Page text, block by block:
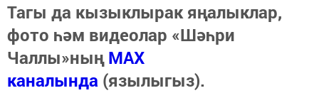
Тагы да кызыклырак яңалыклар,
фото һәм видеолар «Шәһри
Чаллы»ныңMAX
каналында (язылыгыз).